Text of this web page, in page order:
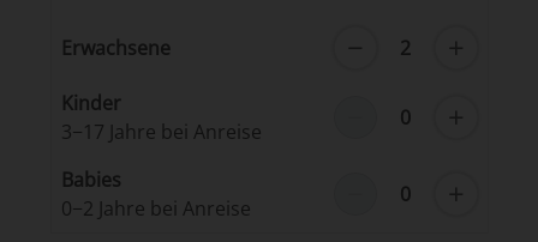
Erwachsene − 2 +
Kinder
3−17 Jahre bei Anreise
0 +
Babies
0−2 Jahre bei Anreise
0 +